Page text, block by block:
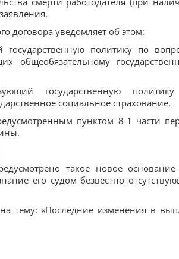
договора уведомляет об этом:
политику по
общеобязательному
государственную
социальное страхование.
пунктом 8-1 части
такое новое основание
его судом безвестно
тему: «Последние изменения в